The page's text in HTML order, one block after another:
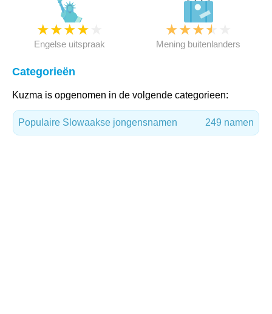
★★★★
Engelse uitspraak
★★★★
Mening buitenlanders
Categorieën
Kuzma is opgenomen in de volgende categorieen:
Populaire Slowaakse jongensnamen 249 namen